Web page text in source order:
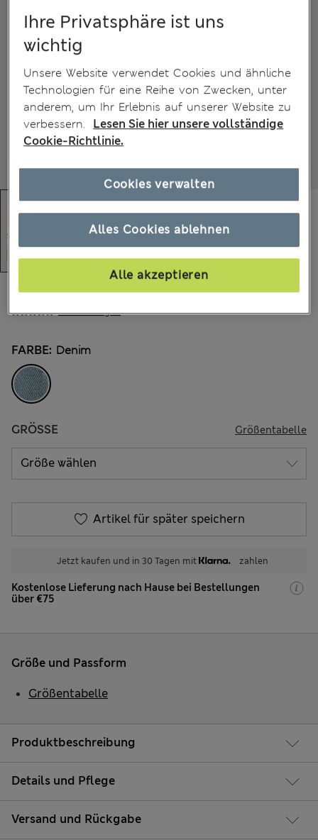
1 Bewertungen
€17,00 Alle Preise enthalten Steuern und Abgaben
FARBE: Denim
GRÖSSE Größentabelle
Artikel für später speichern
Jetzt kaufen und in 30 Tagen mit zahlen
Kostenlose Lieferung nach Hause bei Bestellungen
über €75
Produktbeschreibung
Details und Pflege
Versand und Rückgabe
Größe und Passform
Größentabelle
Ihre Privatsphäre ist uns
wichtig
Unsere Website verwendet Cookies und ähnliche
Technologien für eine Reihe von Zwecken, unter
anderem, um Ihr Erlebnis auf unserer Website zu
verbessern.
Lesen Sie hier unsere vollständige
Cookie-Richtlinie.
Alles Cookies ablehnen
Alle akzeptieren
Cookies verwalten